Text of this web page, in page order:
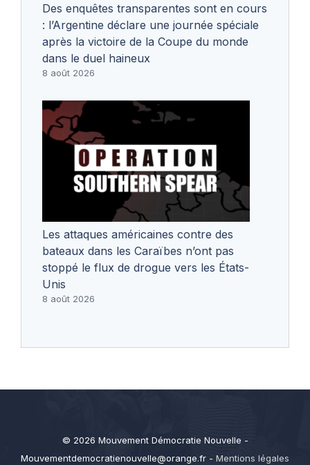
Des enquêtes transparentes sont en cours
: l’Argentine déclare une journée spéciale
après la victoire de la Coupe du monde
dans le duel haineux
8 août 2026
Les attaques américaines contre des
bateaux dans les Caraïbes n’ont pas
stoppé le flux de drogue vers les États-
Unis
8 août 2026
© 2026 Mouvement Démocratie Nouvelle -
Mouvementdemocratienouvelle@orange.fr - Mentions légales